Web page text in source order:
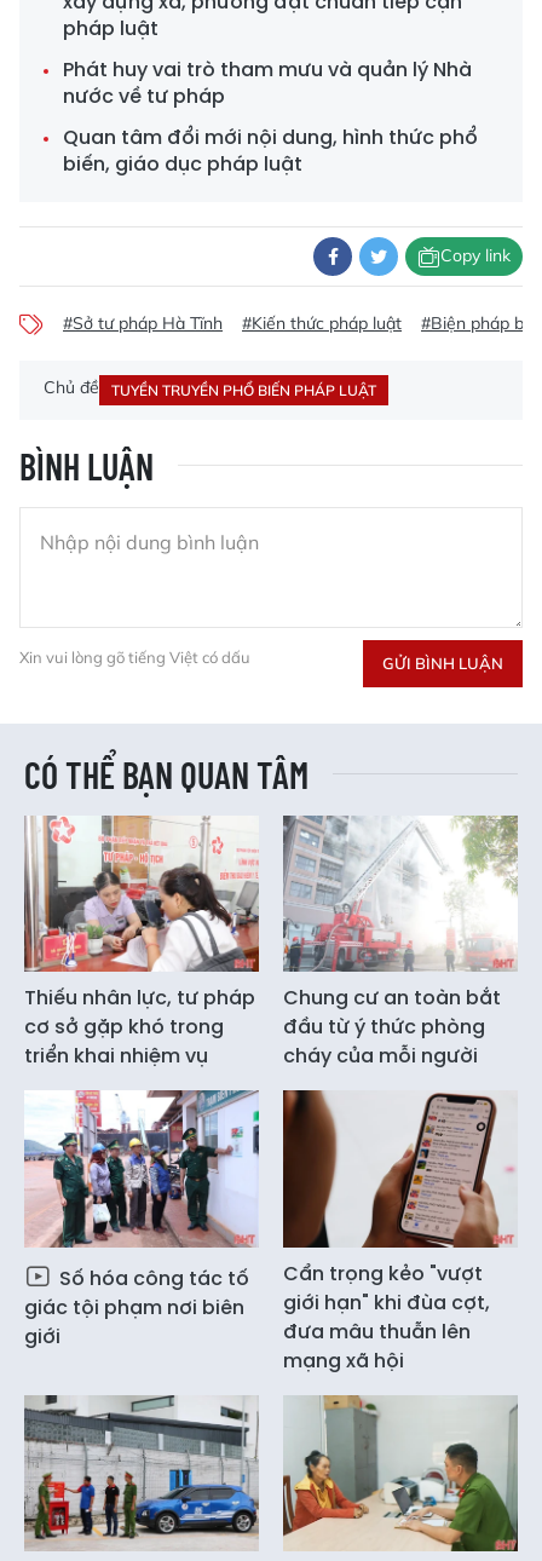
pháp luật
Phát huy vai trò tham mưu và quản lý Nhà
nước về tư pháp
Quan tâm đổi mới nội dung, hình thức phổ
biến, giáo dục pháp luật
Copy link
#Sở tư pháp Hà Tĩnh #Kiến thức pháp luật #Biện pháp
Chủ đề TUYỀN TRUYỀN PHỔ BIẾN PHÁP LUẬT
BÌNH LUẬN
Xin vui lòng gõ tiếng Việt có dấu GỬI BÌNH LUẬN
CÓ THỂ BẠN QUAN TÂM
Thiếu nhân lực, tư pháp
cơ sở gặp khó trong
triển khai nhiệm vụ
Chung cư an toàn bắt
đầu từ ý thức phòng
cháy của mỗi người
Số hóa công tác tố
giác tội phạm nơi biên
giới
Cẩn trọng kẻo "vượt
giới hạn" khi đùa cợt,
đưa mâu thuẫn lên
mạng xã hội